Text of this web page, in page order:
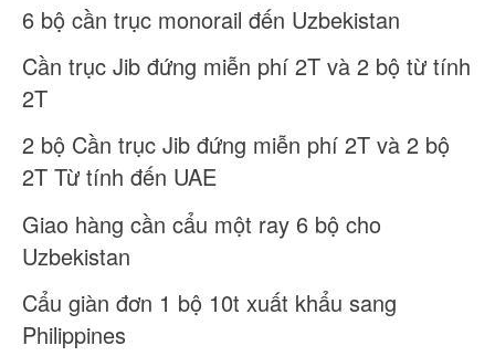
6 bộ cần trục monorail đến Uzbekistan
Cần trục Jib đứng miễn phí 2T và 2 bộ từ tính
2T
2 bộ Cần trục Jib đứng miễn phí 2T và 2 bộ
2T Từ tính đến UAE
Giao hàng cần cẩu một ray 6 bộ cho
Uzbekistan
Cẩu giàn đơn 1 bộ 10t xuất khẩu sang
Philippines